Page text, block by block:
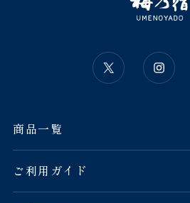
商品一覧
ご利用ガイド